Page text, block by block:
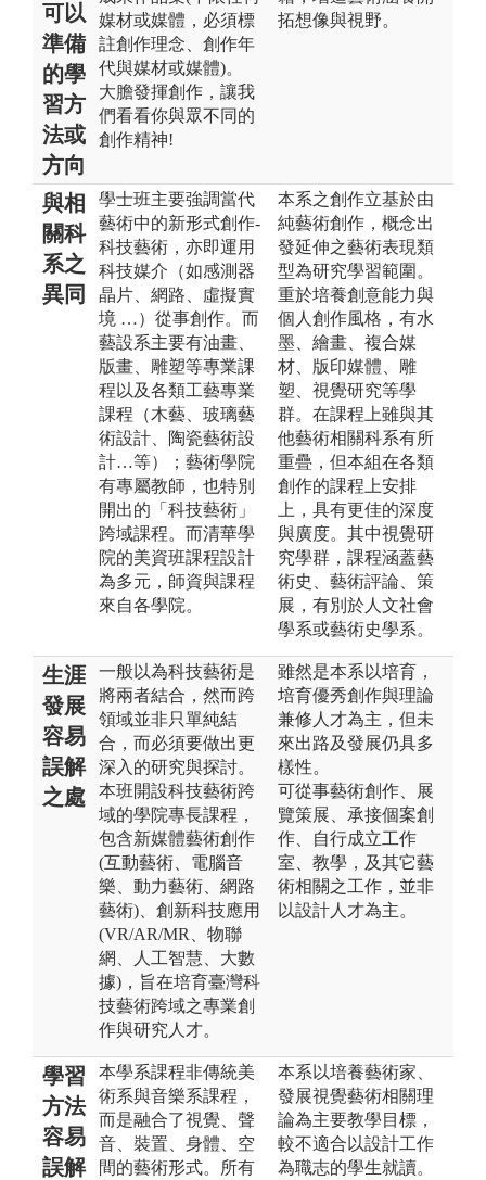
可以
準備
的學
習方
法或
方向
媒材或媒體，必須標
註創作理念、創作年
代與媒材或媒體)。
大膽發揮創作，讓我
們看看你與眾不同的
創作精神!
拓想像與視野。
與相
關科
系之
異同
學士班主要強調當代
藝術中的新形式創作-
科技藝術，亦即運用
科技媒介（如感測器
晶片、網路、虛擬實
境 …）從事創作。而
藝設系主要有油畫、
版畫、雕塑等專業課
程以及各類工藝專業
課程（木藝、玻璃藝
術設計、陶瓷藝術設
計…等）；藝術學院
有專屬教師，也特別
開出的「科技藝術」
跨域課程。而清華學
院的美資班課程設計
為多元，師資與課程
來自各學院。
本系之創作立基於由
純藝術創作，概念出
發延伸之藝術表現類
型為研究學習範圍。
重於培養創意能力與
個人創作風格，有水
墨、繪畫、複合媒
材、版印媒體、雕
塑、視覺研究等學
群。在課程上雖與其
他藝術相關科系有所
重疊，但本組在各類
創作的課程上安排
上，具有更佳的深度
與廣度。其中視覺研
究學群，課程涵蓋藝
術史、藝術評論、策
展，有別於人文社會
學系或藝術史學系。
生涯
發展
容易
誤解
之處
一般以為科技藝術是
將兩者結合，然而跨
領域並非只單純結
合，而必須要做出更
深入的研究與探討。
本班開設科技藝術跨
域的學院專長課程，
包含新媒體藝術創作
(互動藝術、電腦音
樂、動力藝術、網路
藝術)、創新科技應用
(VR/AR/MR、物聯
網、人工智慧、大數
據)，旨在培育臺灣科
技藝術跨域之專業創
作與研究人才。
雖然是本系以培育，
培育優秀創作與理論
兼修人才為主，但未
來出路及發展仍具多
樣性。
可從事藝術創作、展
覽策展、承接個案創
作、自行成立工作
室、教學，及其它藝
術相關之工作，並非
以設計人才為主。
學習
方法
容易
誤解
本學系課程非傳統美
術系與音樂系課程，
而是融合了視覺、聲
音、裝置、身體、空
間的藝術形式。所有
本系以培養藝術家、
發展視覺藝術相關理
論為主要教學目標，
較不適合以設計工作
為職志的學生就讀。